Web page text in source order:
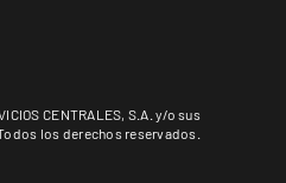
CENTRALES, S.A. y/o sus
los derechos reservados.